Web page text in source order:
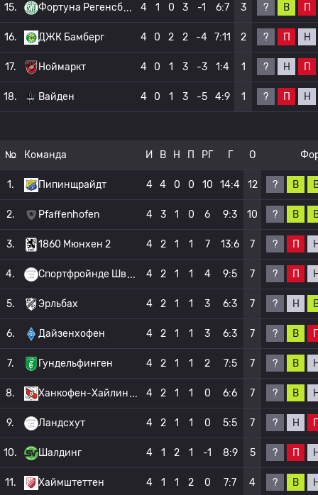
15. Фортуна Регенсб 4 1 0 3 -1 6:7 3 ? В П
16. ДЖК Бамберг 4 0 2 2 -4 7:11 2 ? П Н
17. Ноймаркт 4 0 1 3 -3 1:4 1 ? Н П
18. Вайден 4 0 1 3 -5 4:9 1 ? П Н
№ Команда И В Н П РГ Г О
1. Пипинщрайдт 4 4 0 0 10 14:4 12 ? В
2. Pfaffenhofen 4 3 1 0 6 9:3 10 ? В
3. 1860 Мюнхен 2 4 2 1 1 7 13:6 7 ? П
4. Спортфройнде Шв 4 2 1 1 4 9:5 7 ? П
5. Эрльбах 4 2 1 1 3 6:3 7 ? Н
6. Дайзенхофен 4 2 1 1 3 6:3 7 ? В
7. Гундельфинген 4 2 1 1 2 7:5 7 ? В
8. Ханкофен-Хайлин 4 2 1 1 0 6:6 7 ? В
9. Ландсхут 4 2 1 1 0 5:5 7 ? Н
10. Шалдинг 4 1 2 1 -1 8:9 5 ? П
11. Хаймштеттен 4 1 1 2 0 7:7 4 ? В